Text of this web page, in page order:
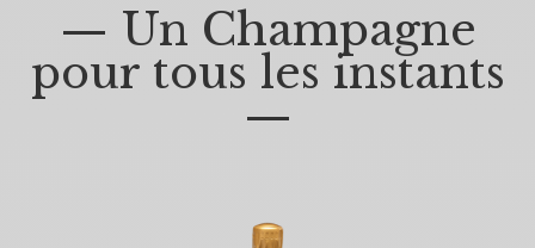
— Un Champagne
pour tous les instants
—